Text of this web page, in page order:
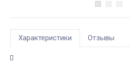
Характеристики Отзывы